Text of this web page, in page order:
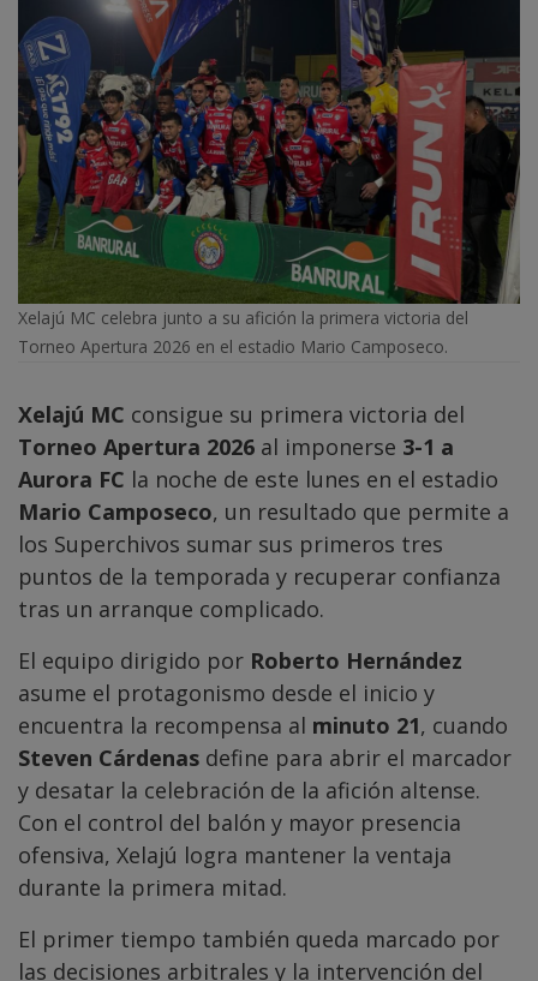
Xelajú MC celebra junto a su afición la primera victoria del
Torneo Apertura 2026 en el estadio Mario Camposeco.
Xelajú MC consigue su primera victoria del
Torneo Apertura 2026 al imponerse 3-1 a
Aurora FC la noche de este lunes en el estadio
Mario Camposeco, un resultado que permite a
los Superchivos sumar sus primeros tres
puntos de la temporada y recuperar confianza
tras un arranque complicado.
El equipo dirigido por Roberto Hernández
asume el protagonismo desde el inicio y
encuentra la recompensa al minuto 21, cuando
Steven Cárdenas define para abrir el marcador
y desatar la celebración de la afición altense.
Con el control del balón y mayor presencia
ofensiva, Xelajú logra mantener la ventaja
durante la primera mitad.
El primer tiempo también queda marcado por
las decisiones arbitrales y la intervención del